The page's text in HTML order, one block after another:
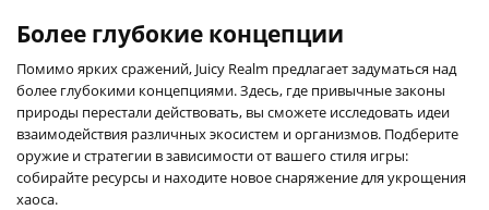
Более глубокие концепции
Помимо ярких сражений, Juicy Realm предлагает задуматься над
более глубокими концепциями. Здесь, где привычные законы
природы перестали действовать, вы сможете исследовать идеи
взаимодействия различных экосистем и организмов. Подберите
оружие и стратегии в зависимости от вашего стиля игры:
собирайте ресурсы и находите новое снаряжение для укрощения
хаоса.